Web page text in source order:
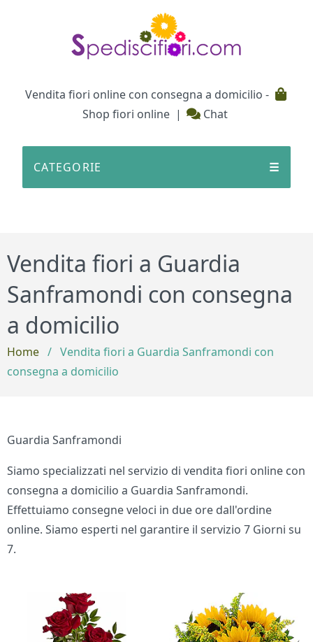
Vendita fiori online con consegna a domicilio -
Shop fiori online | Chat
CATEGORIE ☰
Vendita fiori a Guardia
Sanframondi con consegna
a domicilio
Home / Vendita fiori a Guardia Sanframondi con
consegna a domicilio
Guardia Sanframondi
Siamo specializzati nel servizio di vendita fiori online con
consegna a domicilio a Guardia Sanframondi.
Effettuiamo consegne veloci in due ore dall'ordine
online. Siamo esperti nel garantire il servizio 7 Giorni su
7.
Bouquet di fiori